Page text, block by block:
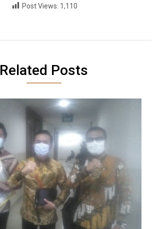
Post Views: 1,110
Related Posts